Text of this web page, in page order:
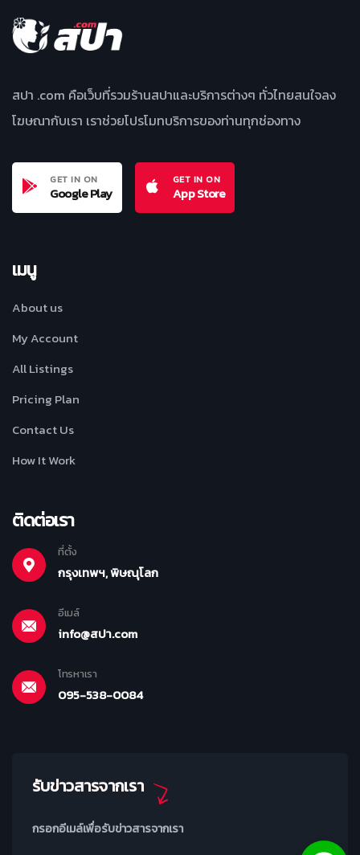
สปา .com คือเว็บที่รวมร้านสปาและบริการต่างๆ ทั่วไทยสนใจลง
โฆษณากับเรา เราช่วยโปรโมทบริการของท่านทุกช่องทาง
GET IN ON
Google Play
GET IN ON
App Store
เมนู
About us
My Account
All Listings
Pricing Plan
Contact Us
How It Work
ติดต่อเรา
ที่ตั้ง
กรุงเทพฯ, พิษณุโลก
อีเมล์
info@สปา.com
โทรหาเรา
095-538-0084
รับข่าวสารจากเรา
กรอกอีเมล์เพื่อรับข่าวสารจากเรา